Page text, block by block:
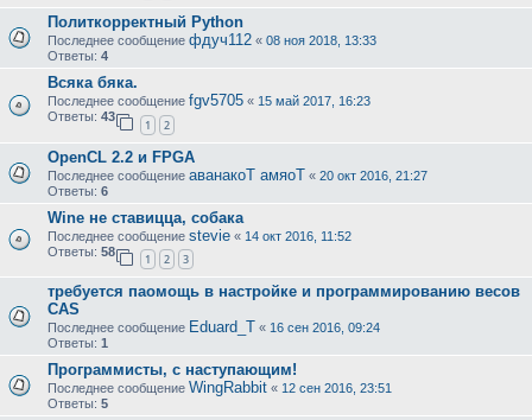
Политкорректный Python
Последнее сообщение фдуч112 « 08 ноя 2018, 13:33
Ответы: 4
Всяка бяка.
Последнее сообщение fgv5705 « 15 май 2017, 16:23
Ответы: 43
1 2
OpenCL 2.2 и FPGA
Последнее сообщение аванакоТ амяоТ « 20 окт 2016, 21:27
Ответы: 6
Wine не ставицца, собака
Последнее сообщение stevie « 14 окт 2016, 11:52
Ответы: 58
1 2 3
требуется паомощь в настройке и программированию весов
CAS
Последнее сообщение Eduard_T « 16 сен 2016, 09:24
Ответы: 1
Программисты, с наступающим!
Последнее сообщение WingRabbit « 12 сен 2016, 23:51
Ответы: 5